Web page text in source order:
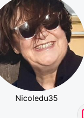
Nicoledu35